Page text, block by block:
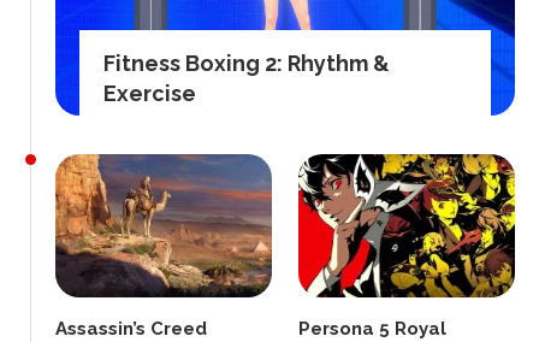
Fitness Boxing 2: Rhythm &
Exercise
Assassin’s Creed
Persona 5 Royal